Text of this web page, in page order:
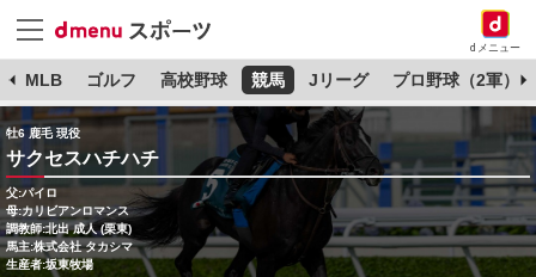
dメニュー
MLB ゴルフ 高校野球 競馬 Jリーグ プロ野球（2軍）
牡6 鹿毛 現役
サクセスハチハチ
父:パイロ
母:カリビアンロマンス
調教師:北出 成人 (栗東)
馬主:株式会社 タカシマ
生産者:坂東牧場